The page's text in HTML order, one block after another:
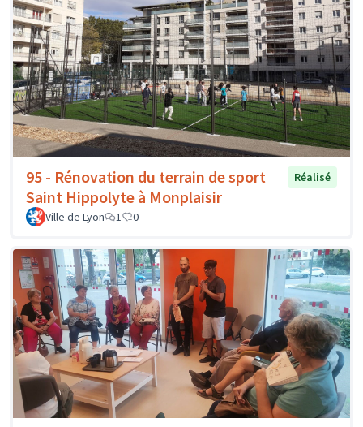
95 - Rénovation du terrain de sport
Saint Hippolyte à Monplaisir
Réalisé
Ville de Lyon 1 0